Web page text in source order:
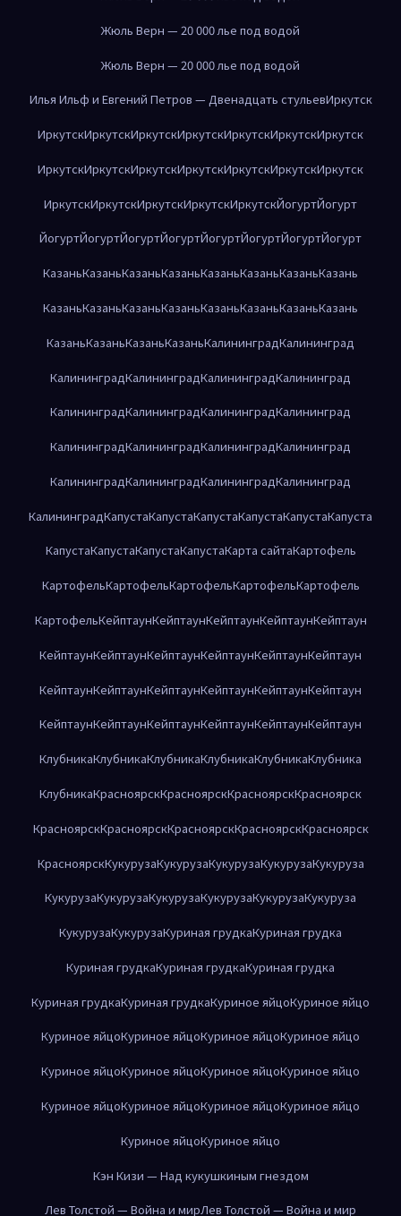
Жюль Верн — 20 000 лье под водой
Жюль Верн — 20 000 лье под водой
Илья Ильф и Евгений Петров — Двенадцать стульевИркутск
ИркутскИркутскИркутскИркутскИркутскИркутскИркутск
ИркутскИркутскИркутскИркутскИркутскИркутскИркутск
ИркутскИркутскИркутскИркутскИркутскЙогуртЙогурт
ЙогуртЙогуртЙогуртЙогуртЙогуртЙогуртЙогуртЙогурт
КазаньКазаньКазаньКазаньКазаньКазаньКазаньКазань
КазаньКазаньКазаньКазаньКазаньКазаньКазаньКазань
КазаньКазаньКазаньКазаньКалининградКалининград
КалининградКалининградКалининградКалининград
КалининградКалининградКалининградКалининград
КалининградКалининградКалининградКалининград
КалининградКалининградКалининградКалининград
КалининградКапустаКапустаКапустаКапустаКапустаКапуста
КапустаКапустаКапустаКапустаКарта сайтаКартофель
КартофельКартофельКартофельКартофельКартофель
КартофельКейптаунКейптаунКейптаунКейптаунКейптаун
КейптаунКейптаунКейптаунКейптаунКейптаунКейптаун
КейптаунКейптаунКейптаунКейптаунКейптаунКейптаун
КейптаунКейптаунКейптаунКейптаунКейптаунКейптаун
КлубникаКлубникаКлубникаКлубникаКлубникаКлубника
КлубникаКрасноярскКрасноярскКрасноярскКрасноярск
КрасноярскКрасноярскКрасноярскКрасноярскКрасноярск
КрасноярскКукурузаКукурузаКукурузаКукурузаКукуруза
КукурузаКукурузаКукурузаКукурузаКукурузаКукуруза
КукурузаКукурузаКуриная грудкаКуриная грудка
Куриная грудкаКуриная грудкаКуриная грудка
Куриная грудкаКуриная грудкаКуриное яйцоКуриное яйцо
Куриное яйцоКуриное яйцоКуриное яйцоКуриное яйцо
Куриное яйцоКуриное яйцоКуриное яйцоКуриное яйцо
Куриное яйцоКуриное яйцоКуриное яйцоКуриное яйцо
Куриное яйцоКуриное яйцо
Кэн Кизи — Над кукушкиным гнездом
Лев Толстой — Война и мирЛев Толстой — Война и мир